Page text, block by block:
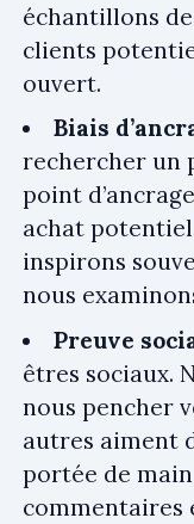
échantillons
clients
ouvert.
Biais
rechercher un
point
achat
inspirons
nous
Preuve
êtres sociaux.
nous pencher
autres aiment
portée de
commentaires